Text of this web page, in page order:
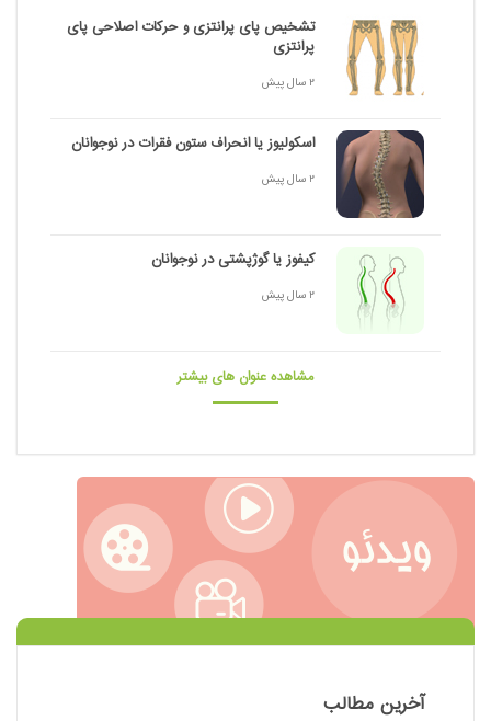
تشخیص پای پرانتزی و حرکات اصلاحی پای
پرانتزی
2 سال پیش
اسکولیوز یا انحراف ستون فقرات در نوجوانان
2 سال پیش
کیفوز یا گوژپشتی در نوجوانان
2 سال پیش
مشاهده عنوان های بیشتر
آخرین مطالب